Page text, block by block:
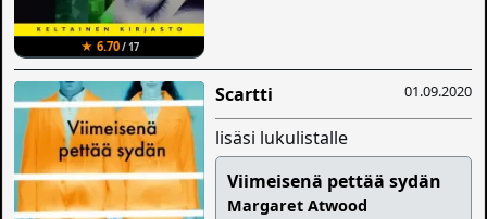
★ 6.70/ 17
01.09.2020
Scartti
lisäsi lukulistalle
Viimeisenä pettää sydän
Margaret Atwood